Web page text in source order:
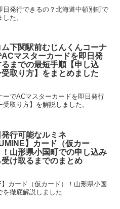
発行できるの？北海道中頓別町で
た。
ム下関駅前むじんくんコーナ
ACマスターカードを即日発
までの最短手順【申し込
取り方】をまとめました
でACマスターカードを即日発行
取り方】を解説しました。
発行可能なルミネ
】カード（仮カー
！山形県小国町での申し込み
け取るまでのまとめ
カード（仮カード）！山形県小国
を徹底解説しました